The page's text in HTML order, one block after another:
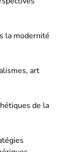
la modernité
art
de la